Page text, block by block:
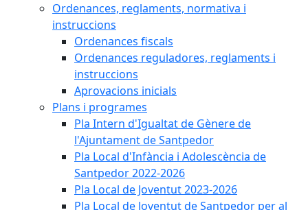
Ordenances, reglaments, normativa i
instruccions
Ordenances fiscals
Ordenances reguladores, reglaments i
instruccions
Aprovacions inicials
Plans i programes
Pla Intern d'Igualtat de Gènere de
l'Ajuntament de Santpedor
Pla Local d'Infància i Adolescència de
Santpedor 2022-2026
Pla Local de Joventut 2023-2026
Pla Local de Joventut de Santpedor per al